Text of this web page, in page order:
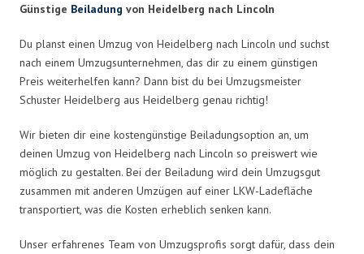
Günstige Beiladung von Heidelberg nach Lincoln
Du planst einen Umzug von Heidelberg nach Lincoln und suchst
nach einem Umzugsunternehmen, das dir zu einem günstigen
Preis weiterhelfen kann? Dann bist du bei Umzugsmeister
Schuster Heidelberg aus Heidelberg genau richtig!
Wir bieten dir eine kostengünstige Beiladungsoption an, um
deinen Umzug von Heidelberg nach Lincoln so preiswert wie
möglich zu gestalten. Bei der Beiladung wird dein Umzugsgut
zusammen mit anderen Umzügen auf einer LKW-Ladefläche
transportiert, was die Kosten erheblich senken kann.
Unser erfahrenes Team von Umzugsprofis sorgt dafür, dass dein